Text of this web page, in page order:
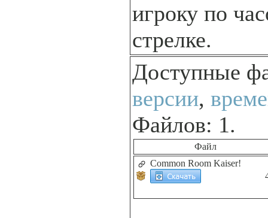
игроку по
стрелке.
Доступные
версии,
Файлов: 1.
Файл
Common Room Kaiser!